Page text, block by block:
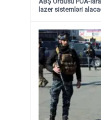
lazer sistemləri